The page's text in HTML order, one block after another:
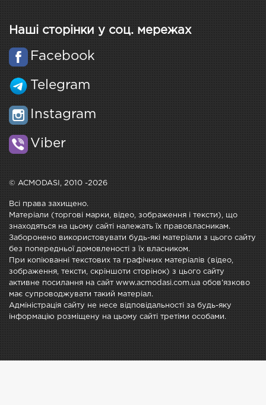
Наші сторінки у соц. мережах
Facebook
Telegram
Instagram
Viber
© ACMODASI, 2010 -2026
Всі права захищено.
Матеріали (торгові марки, відео, зображення і тексти), що
знаходяться на цьому сайті належать їх правовласникам.
Заборонено використовувати будь-які матеріали з цього сайту
без попередньої домовленості з їх власником.
При копіюванні текстових та графічних матеріалів (відео,
зображення, тексти, скріншоти сторінок) з цього сайту
активне посилання на сайт www.acmodasi.com.ua обов'язково
має супроводжувати такий матеріал.
Адміністрація сайту не несе відповідальності за будь-яку
інформацію розміщену на цьому сайті третіми особами.